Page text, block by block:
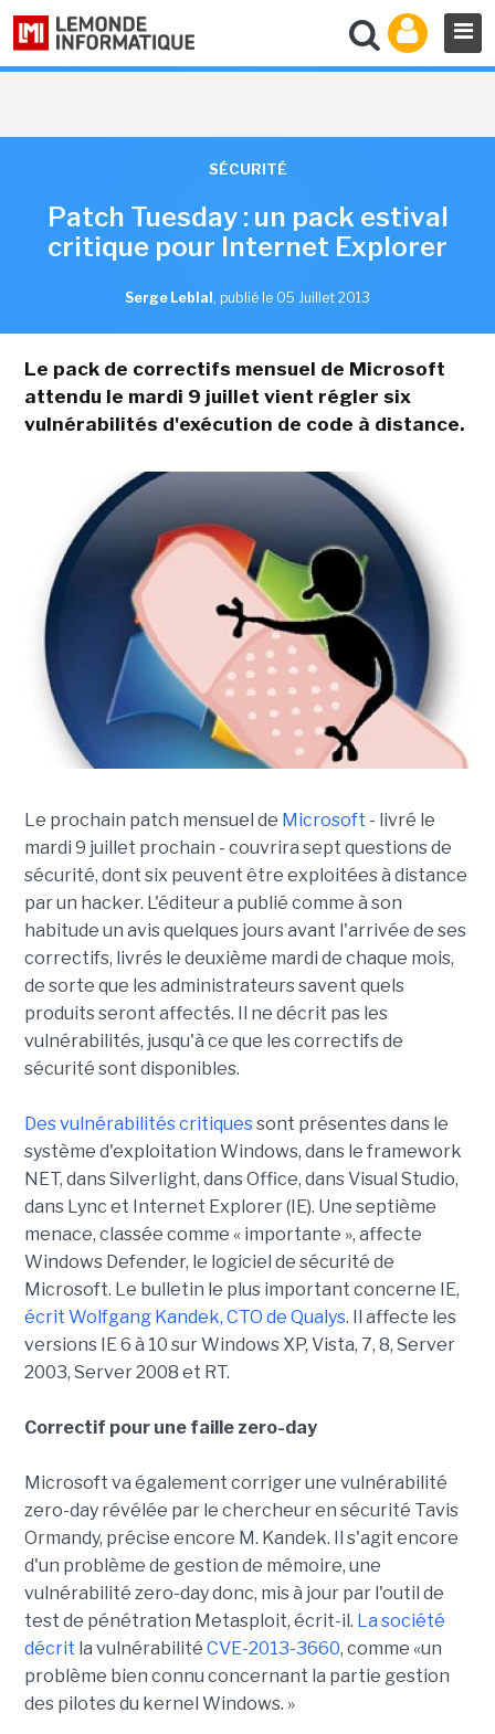
SÉCURITÉ
Patch Tuesday : un pack estival
critique pour Internet Explorer
Serge Leblal , publié le 05 Juillet 2013
Le pack de correctifs mensuel de Microsoft
attendu le mardi 9 juillet vient régler six
vulnérabilités d'exécution de code à distance.
Le prochain patch mensuel de Microsoft - livré le
mardi 9 juillet prochain - couvrira sept questions de
sécurité, dont six peuvent être exploitées à distance
par un hacker. L'éditeur a publié comme à son
habitude un avis quelques jours avant l'arrivée de ses
correctifs, livrés le deuxième mardi de chaque mois,
de sorte que les administrateurs savent quels
produits seront affectés. Il ne décrit pas les
vulnérabilités, jusqu'à ce que les correctifs de
sécurité sont disponibles.
Des vulnérabilités critiquessont présentes dans le
système d'exploitation Windows, dans le framework
NET, dans Silverlight, dans Office, dans Visual Studio,
dans Lync et Internet Explorer (IE). Une septième
menace, classée comme « importante », affecte
Windows Defender, le logiciel de sécurité de
Microsoft. Le bulletin le plus important concerne IE,
écrit Wolfgang Kandek, CTO de Qualys. Il affecte les
versions IE 6 à 10 sur Windows XP, Vista, 7, 8, Server
2003, Server 2008 et RT.
Correctif pour une faille zero-day
Microsoft va également corriger une vulnérabilité
zero-day révélée par le chercheur en sécurité Tavis
Ormandy, précise encore M. Kandek. Il s'agit encore
d'un problème de gestion de mémoire, une
vulnérabilité zero-day donc, mis à jour par l'outil de
test de pénétration Metasploit, écrit-il. La société
décrit la vulnérabilité CVE-2013-3660, comme «un
problème bien connu concernant la partie gestion
des pilotes du kernel Windows. »